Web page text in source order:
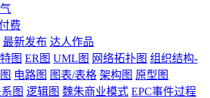
费
最新发布 达人作品
图 ER图 UML图 网络拓扑图 组织结构-
电路图 图表/表格 架构图 原型图
图 逻辑图 魏朱商业模式 EPC事件过程